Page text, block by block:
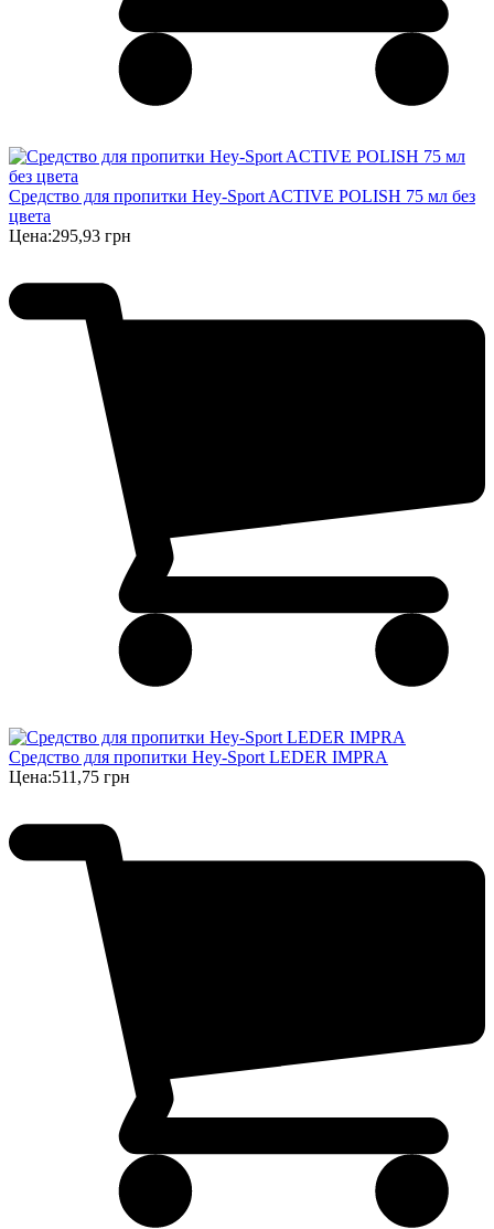
Средство для пропитки Hey-Sport ACTIVE POLISH 75 мл без
цвета
Цена:295,93 грн
Cредство для пропитки Hey-Sport LEDER IMPRA
Цена:511,75 грн